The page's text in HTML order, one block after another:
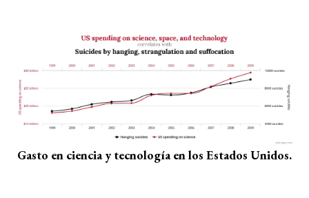
Gasto en ciencia y tecnología en los Estados Unidos.